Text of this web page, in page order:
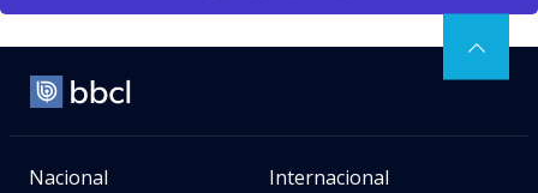
Nacional Internacional